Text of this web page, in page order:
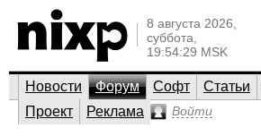
8 августа 2026,
суббота,
19:54:29 MSK
Новости Форум Софт Статьи
Проект
Реклама Войти